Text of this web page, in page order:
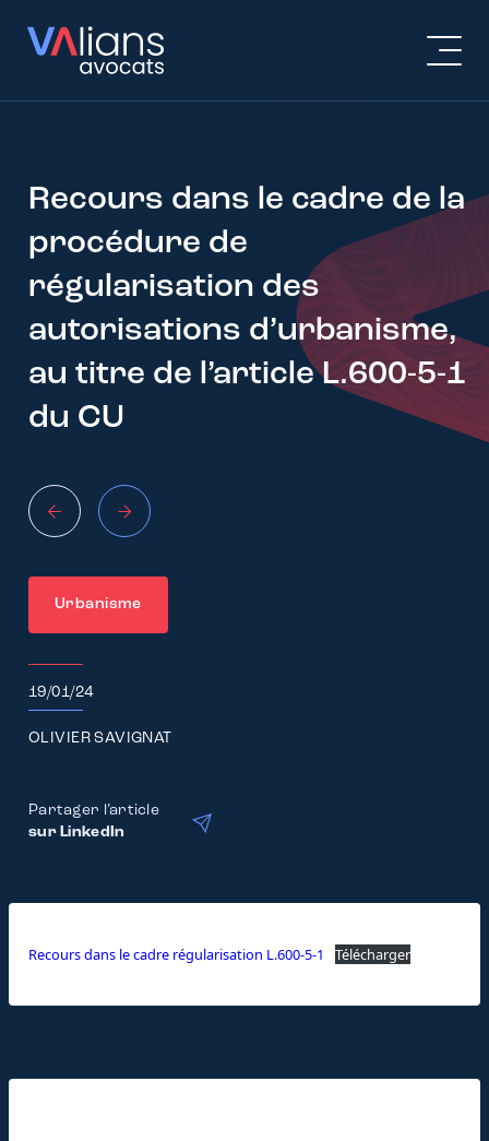
Recours dans le cadre de la
procédure de
régularisation des
autorisations d’urbanisme,
au titre de l’article L.600-5-1
du CU
Urbanisme
19/01/24
OLIVIER SAVIGNAT
Partager l’article
sur LinkedIn
Recours dans le cadre régularisation L.600-5-1 Télécharger